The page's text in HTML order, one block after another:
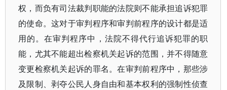
权，而负有司法裁判职能的法院则不能承担追诉犯罪
的使命。这对于审判程序和审判前程序的设计都是适
用的。在审判程序中，法院不得代行追诉犯罪的职
能，尤其不能超出检察机关起诉的范围，并不得随意
变更检察机关起诉的罪名。在审判前程序中，那些涉
及限制、剥夺公民人身自由和基本权利的强制性侦查